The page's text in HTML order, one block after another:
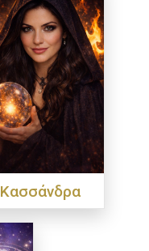
Κασσάνδρα